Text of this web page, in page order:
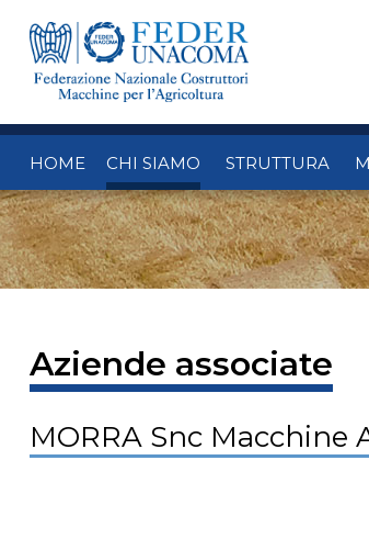
HOME CHI SIAMO STRUTTURA
Aziende associate
MORRA Snc Macchine